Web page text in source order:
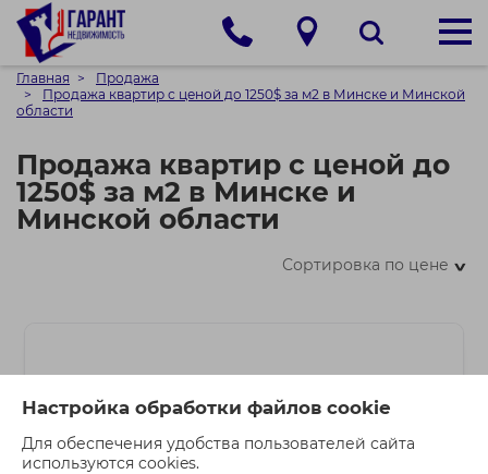
Настройка обработки файлов cookie
Для обеспечения удобства пользователей сайта
используются cookies.
Главная
Продажа
Продажа квартир с ценой до 1250$ за м2 в Минске и Минской
области
Продажа квартир с ценой до
1250$ за м2 в Минске и
Минской области
Сортировка по цене>